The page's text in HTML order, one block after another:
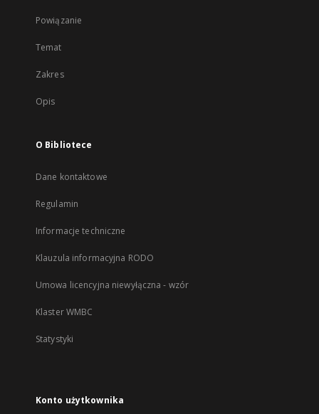
Powiązanie
Temat
Zakres
Opis
O Bibliotece
Dane kontaktowe
Regulamin
Informacje techniczne
Klauzula informacyjna RODO
Umowa licencyjna niewyłączna - wzór
Klaster WMBC
Statystyki
Konto użytkownika